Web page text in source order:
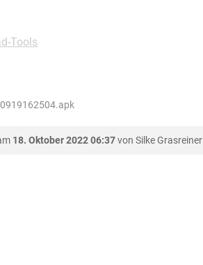
Tools
18. Oktober 2022 06:37von Silke Grasreiner